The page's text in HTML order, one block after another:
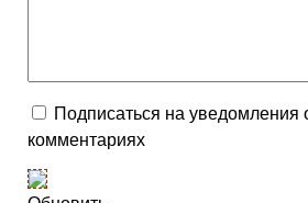
Подписаться на уведомления
комментариях